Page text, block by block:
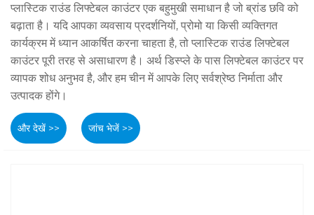
प्लास्टिक राउंड लिफ्टेबल काउंटर एक बहुमुखी समाधान है जो ब्रांड छवि को
बढ़ाता है। यदि आपका व्यवसाय प्रदर्शनियों, प्रोमो या किसी व्यक्तिगत
कार्यक्रम में ध्यान आकर्षित करना चाहता है, तो प्लास्टिक राउंड लिफ्टेबल
काउंटर पूरी तरह से असाधारण है। अर्थ डिस्प्ले के पास लिफ्टेबल काउंटर पर
व्यापक शोध अनुभव है, और हम चीन में आपके लिए सर्वश्रेष्ठ निर्माता और
उत्पादक होंगे।
और देखें >> जांच भेजें >>